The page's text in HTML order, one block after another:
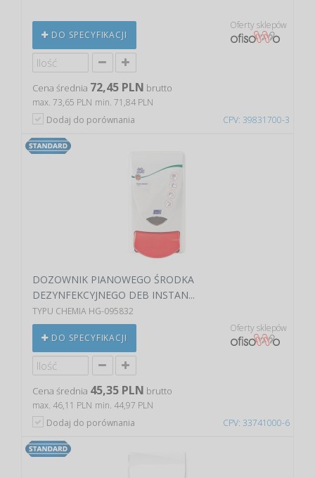
CPV: 39831700-3
DO SPECYFIKACJI
Oferty sklepów
Cena średnia 72,45 PLN brutto
max. 73,65 PLN min. 71,84 PLN
Dodaj do porównania
CPV: 33741000-6
DOZOWNIK PIANOWEGO ŚRODKA
DEZYNFEKCYJNEGO DEB INSTAN...
TYPU CHEMIA HG-095832
DO SPECYFIKACJI
Oferty sklepów
Cena średnia 45,35 PLN brutto
max. 46,11 PLN min. 44,97 PLN
Dodaj do porównania